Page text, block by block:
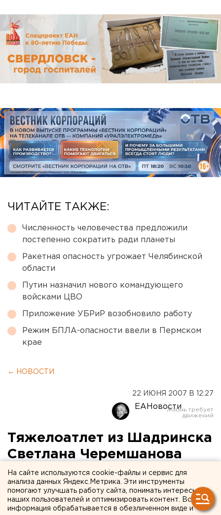
ЧИТАЙТЕ ТАКЖЕ:
Численность человечества предложили
постепенно сократить ради планеты
Ракетная опасность угрожает Челябинской
области
Путин назначил нового командующего
войсками ЦВО
Приложение УБРиР возобновило работу
Режим БПЛА-опасности ввели в Пермском
крае
← НОВОСТИ
22 ИЮНЯ 2007 В 12:27
ЕАНовости
Тяжелоатлет из Шадринска
Светлана Черемшанова
включена в сборную
России
Шадринск, Курганская область.
На сайте используются cookie-файлы и сервис для
анализа данных Яндекс.Метрика. Эти инструменты
помогают улучшать работу сайта, понимать интересы
наших пользователей и оптимизировать контент. Вся
информация обрабатывается в обезличенном виде и